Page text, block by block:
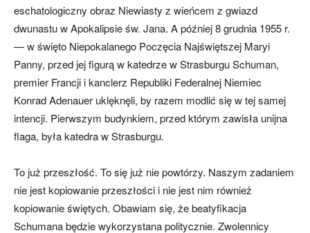
eschatologiczny obraz Niewiasty z wieńcem z gwiazd
dwunastu w Apokalipsie św. Jana. A później 8 grudnia 1955 r.
— w święto Niepokalanego Poczęcia Najświętszej Maryi
Panny, przed jej figurą w katedrze w Strasburgu Schuman,
premier Francji i kanclerz Republiki Federalnej Niemiec
Konrad Adenauer uklęknęli, by razem modlić się w tej samej
intencji. Pierwszym budynkiem, przed którym zawisła unijna
flaga, była katedra w Strasburgu.
To już przeszłość. To się już nie powtórzy. Naszym zadaniem
nie jest kopiowanie przeszłości i nie jest nim również
kopiowanie świętych. Obawiam się, że beatyfikacja
Schumana będzie wykorzystana politycznie. Zwolennicy